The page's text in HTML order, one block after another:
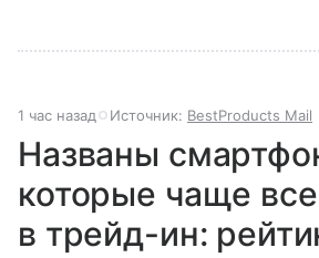
1 час назад Источник: BestProducts Mail
Названы
которые чаще
в трейд-ин: